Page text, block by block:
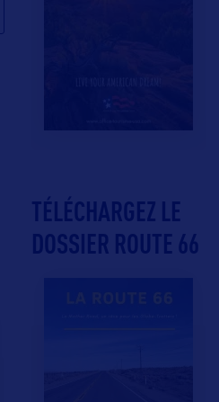
TÉLÉCHARGEZ LE
DOSSIER ROUTE 66